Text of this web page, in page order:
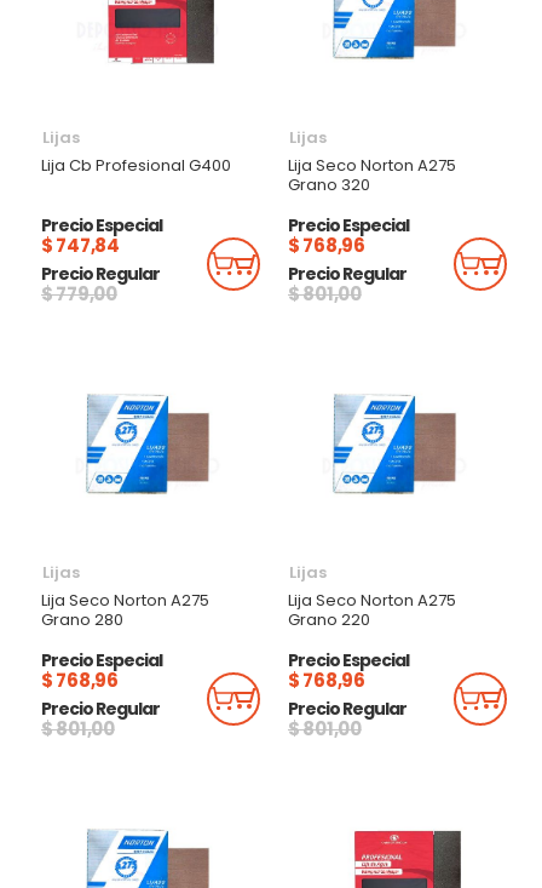
Lijas
Lija Cb Profesional G400
Precio Especial
$ 747,84
Precio Regular
$ 779,00
Añadir Al Carrito
Lijas
Lija Seco Norton A275
Grano 320
Precio Especial
$ 768,96
Precio Regular
$ 801,00
Lijas
Lija Seco Norton A275
Grano 280
Precio Especial
$ 768,96
Precio Regular
$ 801,00
Añadir Al Carrito
Lijas
Lija Seco Norton A275
Grano 220
Precio Especial
$ 768,96
Precio Regular
$ 801,00